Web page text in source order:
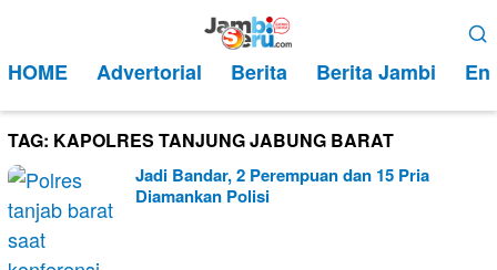
kontenMobile
HOME Advertorial Berita Berita Jambi
TAG: KAPOLRES TANJUNG JABUNG BARAT
Jadi Bandar, 2 Perempuan dan 15 Pria
Diamankan Polisi